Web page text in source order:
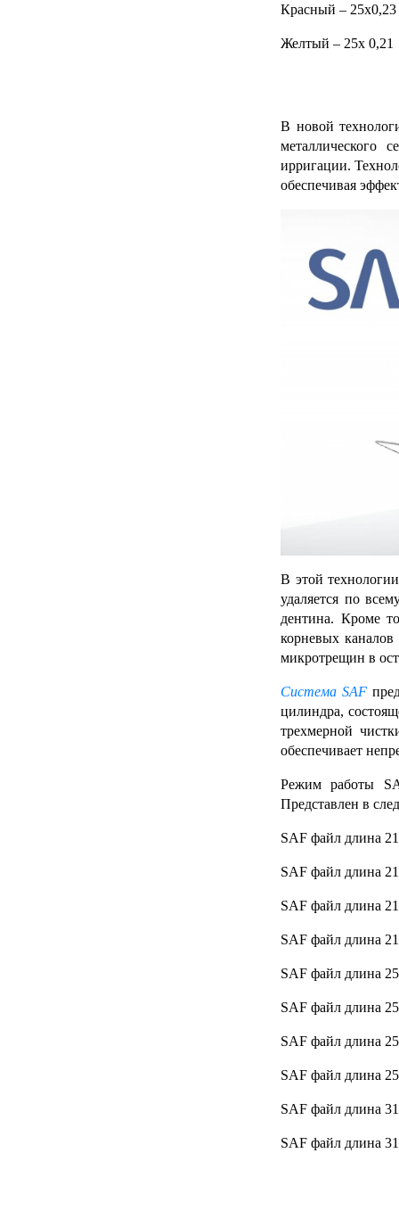
Красный – 25х0,23
Желтый – 25х 0,21
В новой
металлического
ирригации.
обеспечивая
В этой
удаляется по
дентина. Кроме
корневых
микротрещин в
Система SAF
цилиндра,
трехмерной
обеспечивает
Режим работы
Представлен в
SAF файл длина
SAF файл длина
SAF файл длина
SAF файл длина
SAF файл длина
SAF файл длина
SAF файл длина
SAF файл длина
SAF файл длина
SAF файл длина